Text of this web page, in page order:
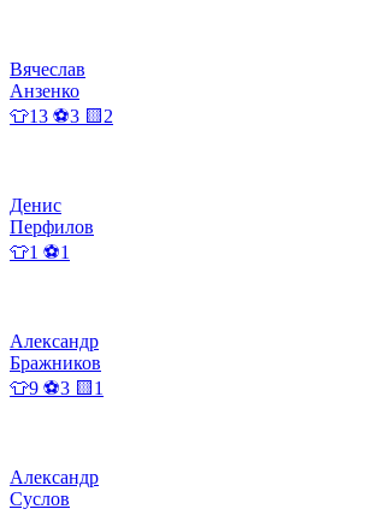
Вячеслав
Анзенко
👕13 ⚽3 🟨2
Денис
Перфилов
👕1 ⚽1
Александр
Бражников
👕9 ⚽3 🟨1
Александр
Суслов